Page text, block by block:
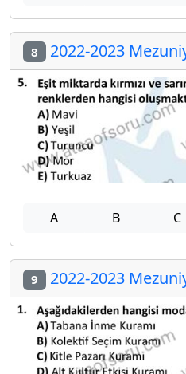
8 2022-2023
A B C
9 2022-2023